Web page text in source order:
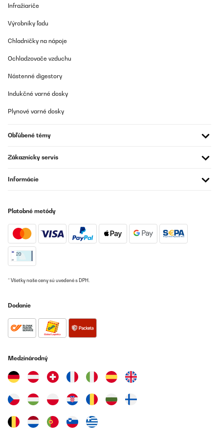
Preložiť
Molto bello esteticamente e funziona bene
Utente Amazon
Preložiť
Me ha encantado el diseño estoy creando mi cocina retro y va
genial con el color de mi cocina y nevera lo único el cable es
corto pero para colocarlo en la pared está genial.La marca es
alemana muy buena ya que tengo otras cosas instaladas en mi
casa de esta misma marca y es buenísima.
Usuario/a de amazon
Amazon-Benutzer
Infražiariče
Výrobníky ľadu
Chladničky na nápoje
Ochladzovače vzduchu
Nástenné digestory
Indukčné varné dosky
Plynové varné dosky
Obľúbené témy
Zákaznícky servis
Informácie
Platobné metódy
* Všetky naše ceny sú uvedené s DPH.
Dodanie
Medzinárodný